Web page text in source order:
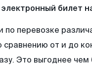
билет
по перевозке
от и до
Это выгоднее